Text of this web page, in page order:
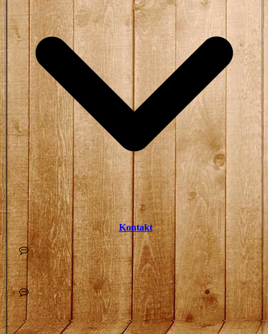
Kontakt